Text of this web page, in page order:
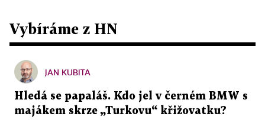
Vybíráme z HN
JAN KUBITA
Hledá se papaláš. Kdo jel v černém BMW s
majákem skrze „Turkovu“ křižovatku?